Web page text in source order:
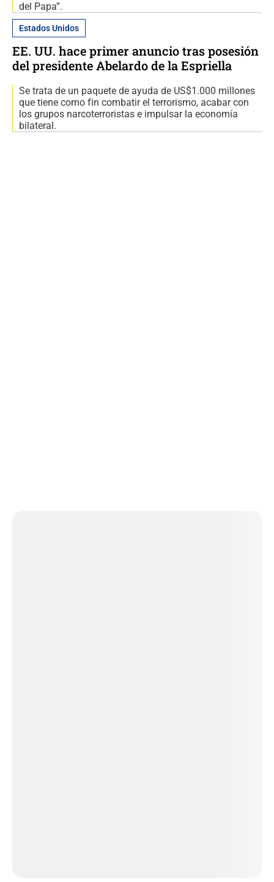
del Papa”.
Estados Unidos
EE. UU. hace primer anuncio tras posesión
del presidente Abelardo de la Espriella
Se trata de un paquete de ayuda de US$1.000 millones
que tiene como fin combatir el terrorismo, acabar con
los grupos narcoterroristas e impulsar la economía
bilateral.